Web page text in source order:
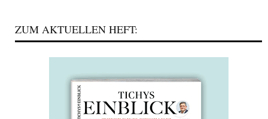
ZUM AKTUELLEN HEFT: